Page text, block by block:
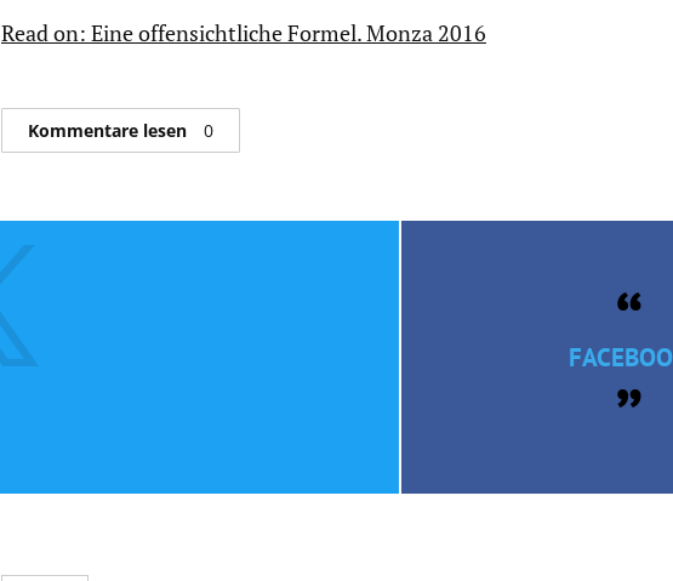
Read on: Eine offensichtliche Formel. Monza 2016
Kommentare lesen 0